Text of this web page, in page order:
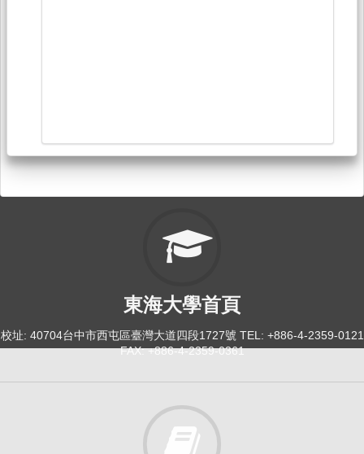
東海大學首頁
校址: 40704台中市西屯區臺灣大道四段1727號 TEL: +886-4-2359-0121
FAX: +886-4-2359-0361